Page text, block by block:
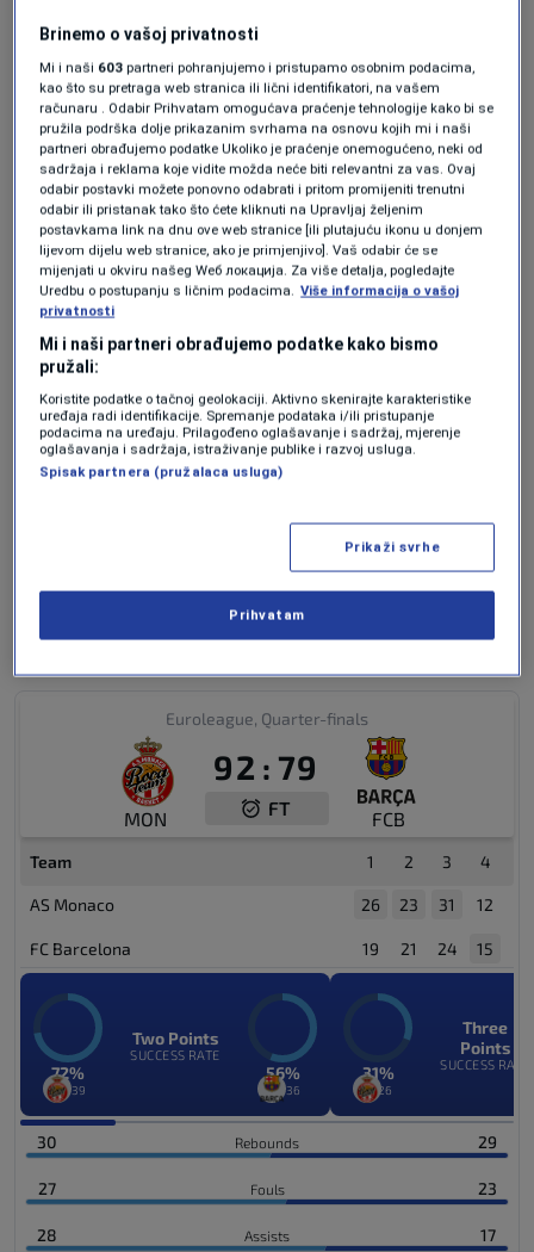
Gosti su maksimalno stizali do sedam poena
zaostatka, a Monaco je imao najveću prednost
od 18 poena (80:62). Na kraju su u odlučujućih
10 minuta krenuli sa čak plus 16.
Došli su košarkaši Monaca do maksimalnih 21
razlike (88:67), ali je onda sastav Joana
Penarroye bljesnuo serijom 9:0 (88:76) i
smanjio na podnošljivih minus dvanaest.
Međutim, više od toga nisu mogli, a nije bilo i
Euroleague, Quarter-finals
MON
92 : 79
FT FCB
Team 1 2 3 4
AS Monaco
FC Barcelona
26
19
23
21
31
24
12
15
72%
28/39
Two Points
SUCCESS RATE
56%
20/36
31%
8/26
Three
Points
SUCCESS RATE
30 Rebounds 29
27 Fouls 23
28 Assists 17
Brinemo o vašoj privatnosti
Mi i naši 603 partneri pohranjujemo i pristupamo osobnim podacima,
kao što su pretraga web stranica ili lični identifikatori, na vašem
računaru . Odabir Prihvatam omogućava praćenje tehnologije kako bi se
pružila podrška dolje prikazanim svrhama na osnovu kojih mi i naši
partneri obrađujemo podatke Ukoliko je praćenje onemogućeno, neki od
sadržaja i reklama koje vidite možda neće biti relevantni za vas. Ovaj
odabir postavki možete ponovno odabrati i pritom promijeniti trenutni
odabir ili pristanak tako što ćete kliknuti na Upravljaj željenim
postavkama link na dnu ove web stranice [ili plutajuću ikonu u donjem
lijevom dijelu web stranice, ako je primjenjivo]. Vaš odabir će se
mijenjati u okviru našeg Wеб локација. Za više detalja, pogledajte
Uredbu o postupanju s ličnim podacima. Više informacija o vašoj
privatnosti
Mi i naši partneri obrađujemo podatke kako bismo
pružali:
Koristite podatke o tačnoj geolokaciji. Aktivno skenirajte karakteristike
uređaja radi identifikacije. Spremanje podataka i/ili pristupanje
podacima na uređaju. Prilagođeno oglašavanje i sadržaj, mjerenje
oglašavanja i sadržaja, istraživanje publike i razvoj usluga.
Spisak partnera (pružalaca usluga)
Prikaži svrhe
Prihvatam